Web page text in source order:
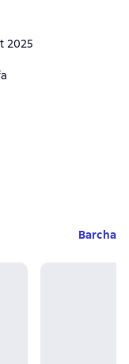
2025
Barcha